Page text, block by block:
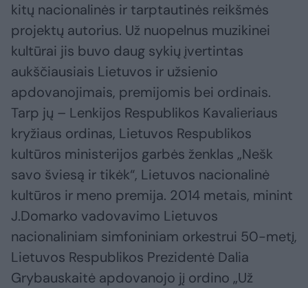
kitų nacionalinės ir tarptautinės reikšmės
projektų autorius. Už nuopelnus muzikinei
kultūrai jis buvo daug sykių įvertintas
aukščiausiais Lietuvos ir užsienio
apdovanojimais, premijomis bei ordinais.
Tarp jų – Lenkijos Respublikos Kavalieriaus
kryžiaus ordinas, Lietuvos Respublikos
kultūros ministerijos garbės ženklas „Nešk
savo šviesą ir tikėk“, Lietuvos nacionalinė
kultūros ir meno premija. 2014 metais, minint
J.Domarko vadovavimo Lietuvos
nacionaliniam simfoniniam orkestrui 50-metį,
Lietuvos Respublikos Prezidentė Dalia
Grybauskaitė apdovanojo jį ordino „Už